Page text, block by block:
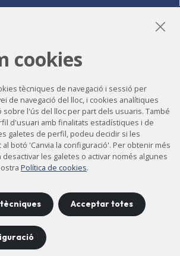
Accessibilitat
Contacte
Avís legal
Política de privacitat
Mapa del lloc
cookies
tècniques de navegació i sessió per
de navegació del lloc, i cookies analítiques
l'ús del lloc per part dels usuaris. També
d'usuari amb finalitats estadístiques i de
galetes de perfil, podeu decidir si les
botó 'Canvia la configuració'. Per obtenir més
les galetes o activar només algunes
Política de cookies.
Acceptar totes